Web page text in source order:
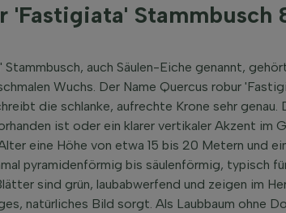
'Fastigiata' Stammbusch
auch Säulen-Eiche genannt,
Wuchs. Der Name Quercus robur
die schlanke, aufrechte Krone sehr genau.
ist oder ein klarer vertikaler Akzent im
eine Höhe von etwa 15 bis 20 Metern und
pyramidenförmig bis säulenförmig, typisch
sind grün, laubabwerfend und zeigen im
natürliches Bild sorgt. Als Laubbaum ohne